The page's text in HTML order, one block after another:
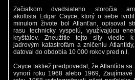
Začiatkom dvadsiateho storočia
akoltista Edgar Cayce, ktorý o sebe
minulom živote bol Atlanťan, opisoval
rasu technicky vyspelú, využívajúcu
kryštálov. Zneužitie tejto sily viedlo
jadrovým katastrofám a zničeniu
datoval do obdobia 10 000 rokov pred n.l.
Cayce taktiež predpovedal, že Atlantída sa
vynorí roku 1968 alebo 1969, Zaujímavé